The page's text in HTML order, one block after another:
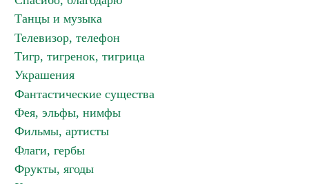
Танцы и музыка
Телевизор, телефон
Тигр, тигренок, тигрица
Украшения
Фантастические существа
Фея, эльфы, нимфы
Фильмы, артисты
Флаги, гербы
Фрукты, ягоды